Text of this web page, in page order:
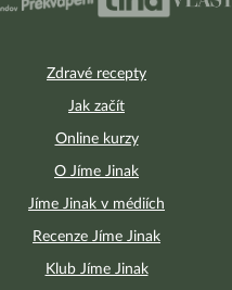
Zdravé recepty
Jak začít
Online kurzy
O Jíme Jinak
Jíme Jinak v médiích
Recenze Jíme Jinak
Klub Jíme Jinak